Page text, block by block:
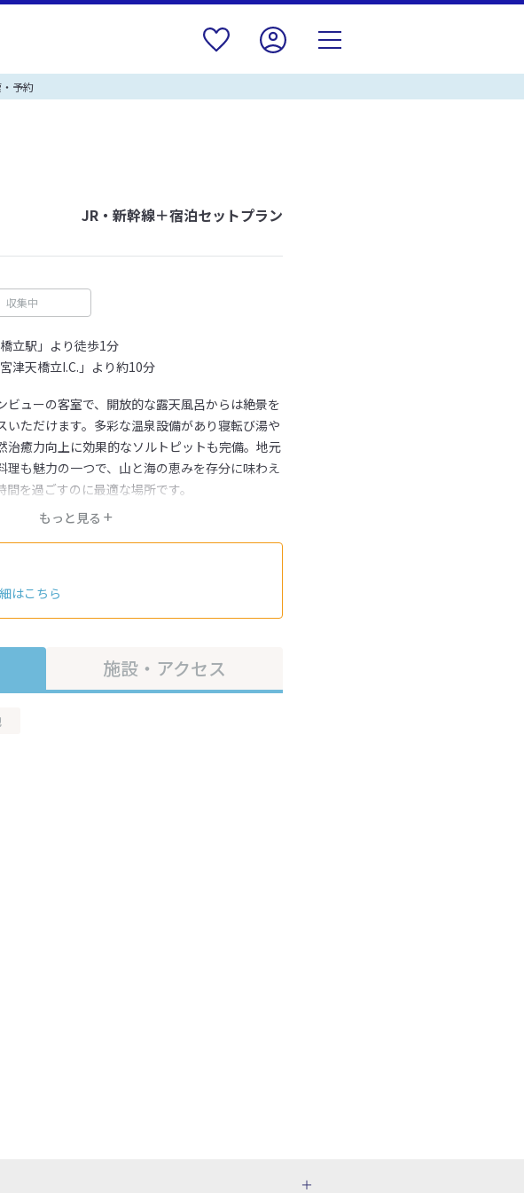
予約
JR・新幹線＋宿泊セットプラン
収集中
立駅」より徒歩1分
津天橋立I.C.」より約10分
はこちら
もっと見る
ビューの客室で、開放的な露天風呂からは絶景を
いただけます。多彩な温泉設備があり寝転び湯や
治癒力向上に効果的なソルトピットも完備。地元
理も魅力の一つで、山と海の恵みを存分に味わえ
を過ごすのに最適な場所です。
施設・アクセス